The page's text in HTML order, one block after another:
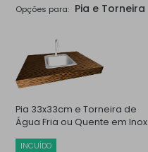
Opções para: Pia e Torneira
Pia 33x33cm e Torneira de
Água Fria ou Quente em Inox
INCUÍDO